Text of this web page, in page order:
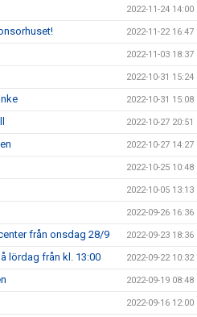
2022-11-24 14:00
2022-11-22 16:47
2022-11-03 18:37
2022-10-31 15:24
2022-10-31 15:08
2022-10-27 20:51
2022-10-27 14:27
2022-10-25 10:48
2022-10-05 13:13
2022-09-26 16:36
från onsdag 28/9 2022-09-23 18:36
lördag från kl. 13:00 2022-09-22 10:32
2022-09-19 08:48
2022-09-16 12:00